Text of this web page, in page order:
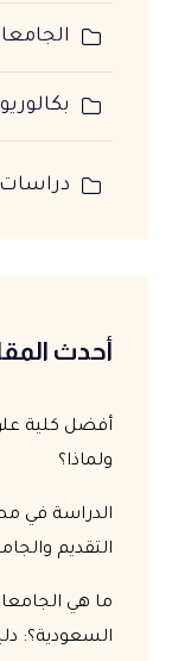
دراسات
أحدث
ولماذا؟
التقديم
ما هي
السعودية؟: دليل